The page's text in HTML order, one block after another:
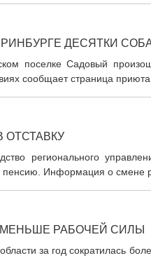
ДЕСЯТКИ
поселке Садовый
сообщает страница приюта
ОТСТАВКУ
регионального
Информация о смене
РАБОЧЕЙ СИЛЫ
за год сократилась